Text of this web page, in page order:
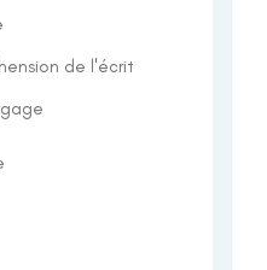
de l'écrit